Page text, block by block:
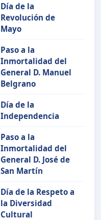
Día de la
Revolución de
Mayo
Paso a la
Inmortalidad del
General D. Manuel
Belgrano
Día de la
Independencia
Paso a la
Inmortalidad del
General D. José de
San Martín
Día de la Respeto a
la Diversidad
Cultural